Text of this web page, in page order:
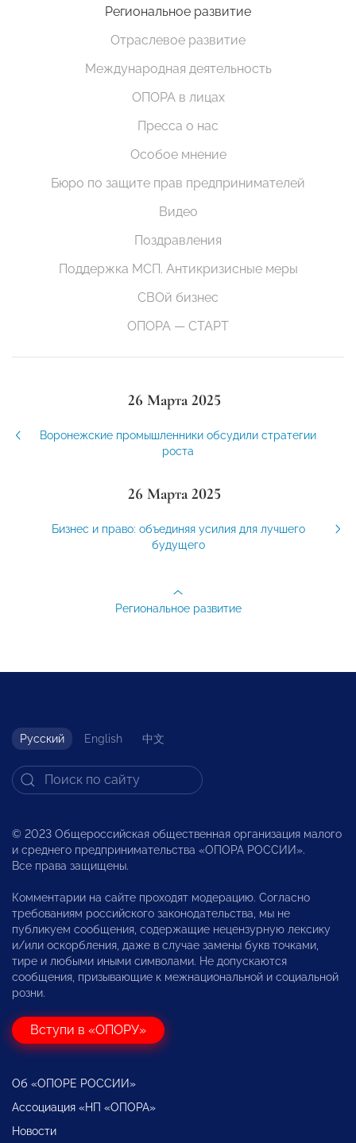
Региональное развитие
Отраслевое развитие
Международная деятельность
ОПОРА в лицах
Пресса о нас
Особое мнение
Бюро по защите прав предпринимателей
Видео
Поздравления
Поддержка МСП. Антикризисные меры
СВОй бизнес
ОПОРА — СТАРТ
26 Марта 2025
Воронежские промышленники обсудили стратегии
роста
26 Марта 2025
Бизнес и право: объединяя усилия для лучшего
будущего
Региональное развитие
Русский English 中文
© 2023 Общероссийская общественная организация малого
и среднего предпринимательства «ОПОРА РОССИИ».
Все права защищены.
Комментарии на сайте проходят модерацию. Согласно
требованиям российского законодательства, мы не
публикуем сообщения, содержащие нецензурную лексику
и/или оскорбления, даже в случае замены букв точками,
тире и любыми иными символами. Не допускаются
сообщения, призывающие к межнациональной и социальной
розни.
Вступи в «ОПОРУ»
Об «ОПОРЕ РОССИИ»
Ассоциация «НП «ОПОРА»
Новости